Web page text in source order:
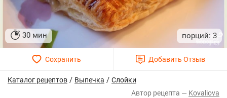
30 мин 3
Каталог рецептов / Выпечка / Слойки
Kovaliova